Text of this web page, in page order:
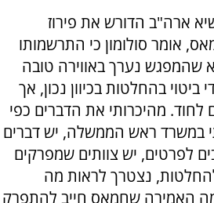
ארה"ב הדורש את פירוז
אומר סולומון כי התרשמותו
שהמפגש נערך באווירה טובה
ביטוי בהחלטות בכיוון נכון, אך
מהיכרותי את הדברים כפי
במשרד ראש הממשלה, יש דברים
לפרטים, יש צוותים שמפרקים
נצטרך לראות מה
האמירה שחמאס חייב להתפרק